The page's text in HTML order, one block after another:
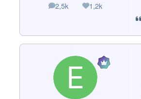
2,5k
messaggi1,2k
Reputazione